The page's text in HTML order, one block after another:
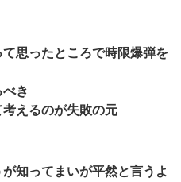
思ったところで時限爆弾を
き
えるのが失敗の元
知ってまいが平然と言うよ